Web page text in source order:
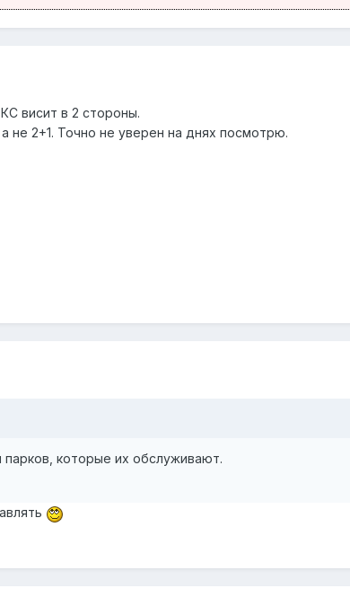
висит в 2 стороны.
не 2+1. Точно не уверен на днях посмотрю.
парков, которые их обслуживают.